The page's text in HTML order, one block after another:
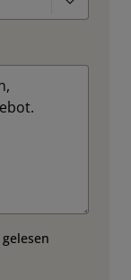
gelesen